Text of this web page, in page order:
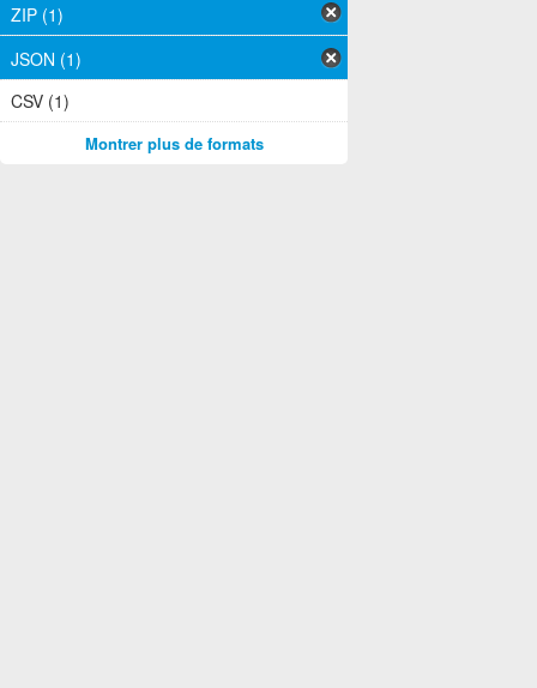
ZIP (1)
JSON (1)
CSV (1)
Montrer plus de formats